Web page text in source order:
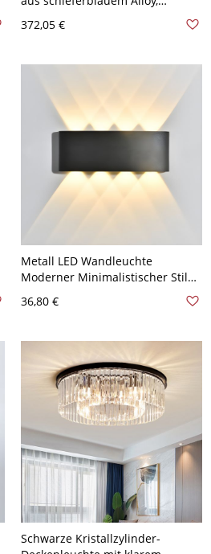
höhenverstellbar - 110V-120V 8
372,05 €
Metall LED Wandleuchte
Moderner Minimalistischer Stil
Schwarz 8 Weißlicht
36,80 €
Schwarze Kristallzylinder-